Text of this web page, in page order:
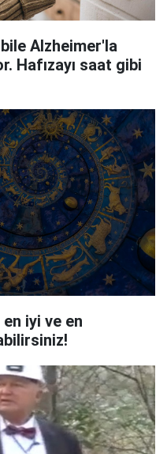
Alzheimer'la
Hafızayı saat gibi
iyi ve en